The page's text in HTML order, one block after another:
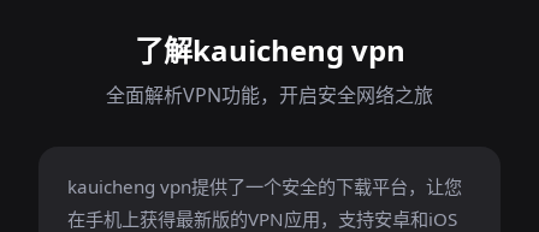
了解kauicheng vpn
全面解析VPN功能，开启安全网络之旅
kauicheng vpn提供了一个安全的下载平台，让您
在手机上获得最新版的VPN应用，支持安卓和iOS